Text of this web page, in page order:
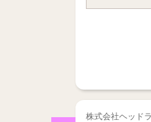
株式会社ヘッド